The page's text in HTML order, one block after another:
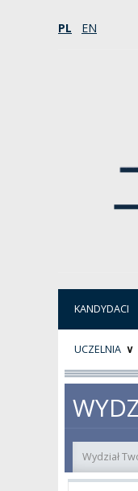
PL EN
KANDYDACI
UCZELNIA
KADRA
Wydział